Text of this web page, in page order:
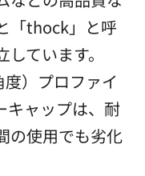
「thock」と呼
ています。
）プロファイ
キャップは、耐
の使用でも劣化